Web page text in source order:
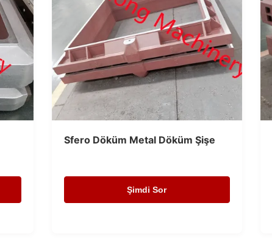
Sfero Döküm Metal Döküm Şişe
Şimdi Sor